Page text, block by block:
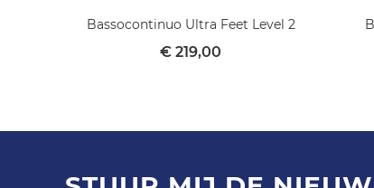
Bassocontinuo Ultra Feet Level 2
€ 219,00